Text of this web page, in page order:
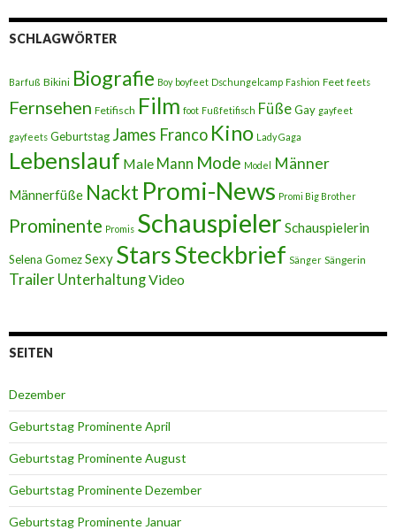
SCHLAGWÖRTER
Barfuß Bikini Biografie Boy boyfeet Dschungelcamp Fashion Feet feets
Fernsehen Fetifisch Film foot Fußfetifisch FüßeGay gayfeet
gayfeets Geburtstag James Franco Kino Lady Gaga
Lebenslauf Male Mann Mode Model Männer
Männerfüße Nackt Promi-News Promi Big Brother
Prominente Promis Schauspieler Schauspielerin
Selena GomezSexy StarsSteckbrief Sänger Sängerin
Trailer UnterhaltungVideo
SEITEN
Dezember
Geburtstag Prominente April
Geburtstag Prominente August
Geburtstag Prominente Dezember
Geburtstag Prominente Januar